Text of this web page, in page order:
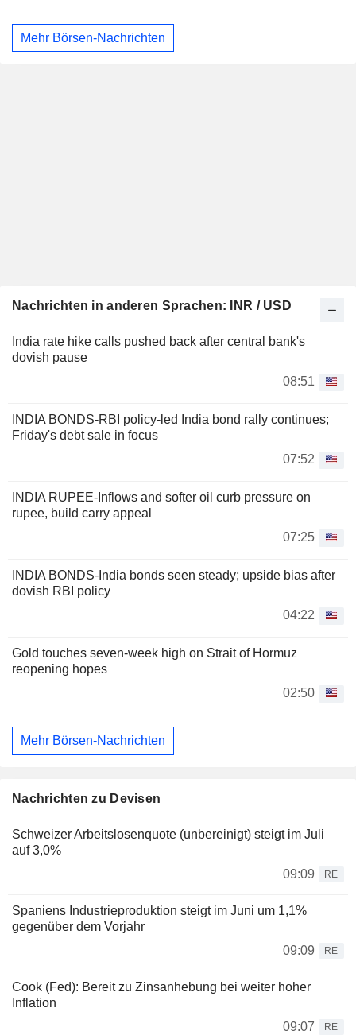
Mehr Börsen-Nachrichten
Nachrichten in anderen Sprachen: INR / USD
India rate hike calls pushed back after central bank's
dovish pause
08:51
INDIA BONDS-RBI policy-led India bond rally continues;
Friday's debt sale in focus
07:52
INDIA RUPEE-Inflows and softer oil curb pressure on
rupee, build carry appeal
07:25
INDIA BONDS-India bonds seen steady; upside bias after
dovish RBI policy
04:22
Gold touches seven-week high on Strait of Hormuz
reopening hopes
02:50
Mehr Börsen-Nachrichten
Nachrichten zu Devisen
Schweizer Arbeitslosenquote (unbereinigt) steigt im Juli
auf 3,0%
09:09
RE
Spaniens Industrieproduktion steigt im Juni um 1,1%
gegenüber dem Vorjahr
09:09
RE
Cook (Fed): Bereit zu Zinsanhebung bei weiter hoher
Inflation
09:07
RE